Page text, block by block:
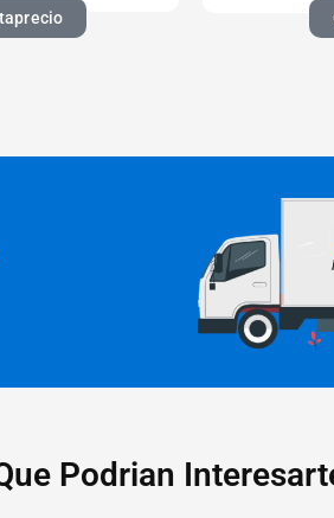
Podrian